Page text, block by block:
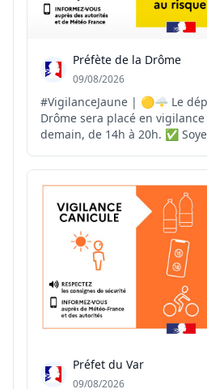
Préfète de la Drôme
09/08/2026
#VigilanceJaune | 🟡🌩️ Le
Drôme sera placé en
demain, de 14h à 20h. ✅ Soyez prudents lors de
air pendant les épisodes
l'abri les objets sensibles au
abritez pas sous le...
Préfet du Var
09/08/2026